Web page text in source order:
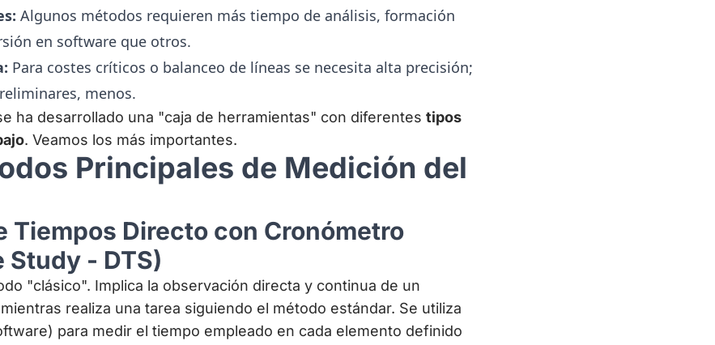
Algunos métodos requieren más tiempo de análisis, formación
en software que otros.
Para costes críticos o balanceo de líneas se necesita alta precisión;
menos.
ha desarrollado una "caja de herramientas" con diferentes tipos
. Veamos los más importantes.
Principales de Medición del
Tiempos Directo con Cronómetro
Study - DTS)
"clásico". Implica la observación directa y continua de un
realiza una tarea siguiendo el método estándar. Se utiliza
para medir el tiempo empleado en cada elemento definido